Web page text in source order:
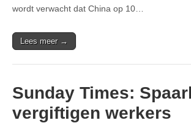
wordt verwacht dat China op 10…
Lees meer →
Sunday Times:
vergiftigen werkers